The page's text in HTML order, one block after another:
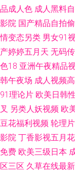
品成人色 成人黑料
影院 国产精品自拍
情变态另类 男女91
产婷婷五月天 无码
色18 亚洲午夜精品
韩午夜场 成人视频
91理论片 欧美日韩
叉 另类人妖视频 欧
豆花福利视频 轮理
影院 丁香影视五月花
免费 欧美三级日本
区三区 久草在线最新